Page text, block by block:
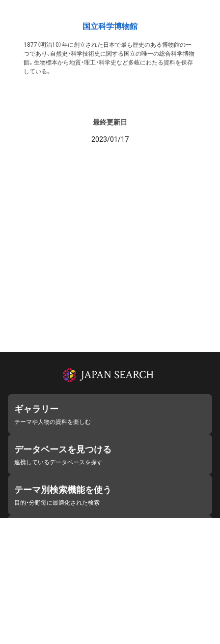
国立科学博物館
1877（明治10）年に創立された日本で最も歴史のある博物館の一
つであり、自然史・科学技術史に関する国立の唯一の総合科学博物
館。生物標本から地質・理工・科学史など多岐にわたる資料を保存
している。
最終更新日
2023/01/17
ギャラリー
テーマや人物の資料を楽しむ
データベースを見つける
連携しているデータベースを探す
テーマ別検索機能を使う
目的・分野毎に最適化された検索